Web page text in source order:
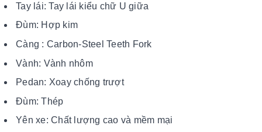
Tay lái: Tay lái kiểu chữ U giữa
Đùm: Hợp kim
Càng : Carbon-Steel Teeth Fork
Vành: Vành nhôm
Pedan: Xoay chống trượt
Đùm: Thép
Yên xe: Chất lượng cao và mềm mại